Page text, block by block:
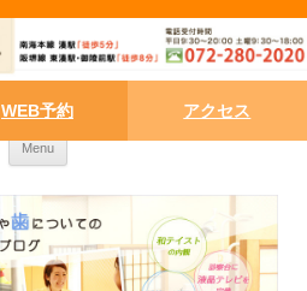
WEB予約 アクセス
Menu Skip to content